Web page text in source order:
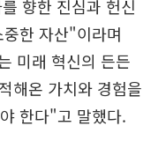
향한 진심과 헌신
한 자산"이라며
미래 혁신의 든든
해온 가치와 경험을
한다"고 말했다.